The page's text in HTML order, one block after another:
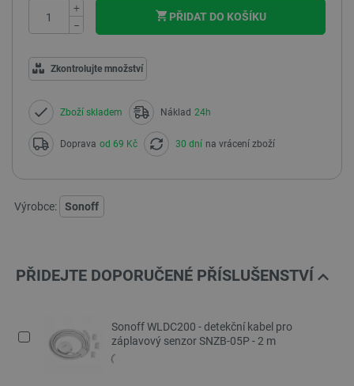
+
−
PŘIDAT DO KOŠÍKU
Zkontrolujte množství
Zboží skladem Náklad 24h
Doprava od 69 Kč 30 dní na vrácení zboží
Výrobce: Sonoff
PŘIDEJTE DOPORUČENÉ PŘÍSLUŠENSTVÍ
Sonoff WLDC200 - detekční kabel pro
záplavový senzor SNZB-05P - 2 m